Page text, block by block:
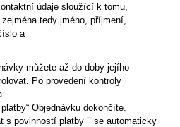
údaje sloužící k tomu,
tedy jméno, příjmení,
a
můžete až do doby jejího
Po provedení kontroly
Objednávku dokončíte.
povinností platby ’’ se automaticky